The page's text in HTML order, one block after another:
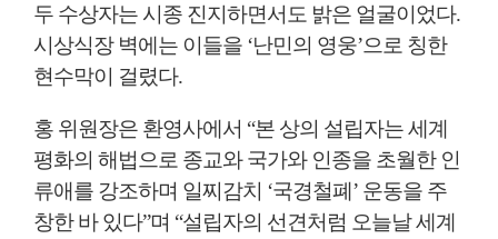
두 수상자는 시종 진지하면서도 밝은 얼굴이었다.
시상식장 벽에는 이들을 ‘난민의 영웅’으로 칭한
현수막이 걸렸다.
홍 위원장은 환영사에서 “본 상의 설립자는 세계
평화의 해법으로 종교와 국가와 인종을 초월한 인
류애를 강조하며 일찌감치 ‘국경철폐’ 운동을 주
창한 바 있다”며 “설립자의 선견처럼 오늘날 세계